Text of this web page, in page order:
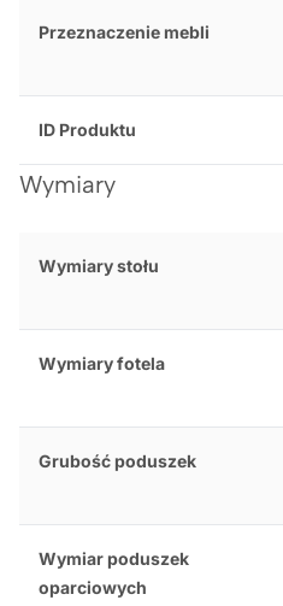
Przeznaczenie mebli
ID Produktu
Wymiary
Wymiary stołu
Wymiary fotela
Grubość poduszek
Wymiar poduszek
oparciowych